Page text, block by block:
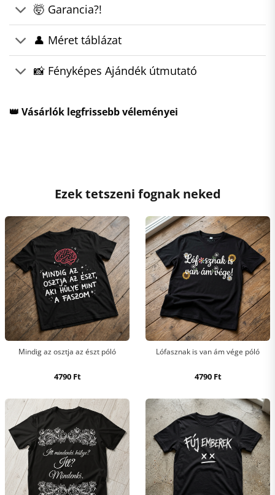
🤯 Garancia?!
👤 Méret táblázat
📸 Fényképes Ajándék útmutató
👑 Vásárlók legfrissebb véleményei
Ezek tetszeni fognak neked
Mindig az osztja az észt póló
4790 Ft
Lófasznak is van ám vége póló
4790 Ft